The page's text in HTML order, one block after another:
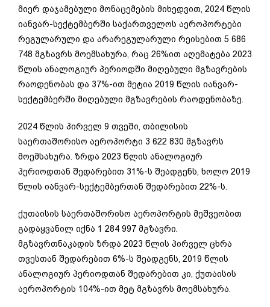
მიერ დაჯამებული მონაცემების მიხედვით, 2024 წლის
იანვარ-სექტემბერში საქართველოს აეროპორტები
რეგულარული და არარეგულარული რეისებით 5 686
748 მგზავრს მოემსახურა, რაც 26%ით აღემატება 2023
წლის ანალოგიურ პერიოდში მიღებული მგზავრების
რაოდენობას და 37%-ით მეტია 2019 წლის იანვარ-
სექტემბერში მიღებული მგზავრების რაოდენობაზე.
2024 წლის პირველ 9 თვეში, თბილისის
საერთაშორისო აეროპორტი 3 622 830 მგზავრს
მოემსახურა. ზრდა 2023 წლის ანალოგიურ
პერიოდთან შედარებით 31%-ს შეადგენს, ხოლო 2019
წლის იანვარ-სექტემბერთან შედარებით 22%-ს.
ქუთაისის საერთაშორისო აეროპორტის მეშვეობით
გადაყვანილ იქნა 1 284 997 მგზავრი.
მგზავრთნაკადის ზრდა 2023 წლის პირველ ცხრა
თვესთან შედარებით 6%-ს შეადგენს, 2019 წლის
ანალოგიურ პერიოდთან შედარებით კი, ქუთაისის
აეროპორტის 104%-ით მეტ მგზავრს მოემსახურა.